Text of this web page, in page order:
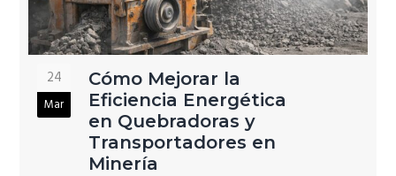
24
Mar
Cómo Mejorar la
Eficiencia Energética
en Quebradoras y
Transportadores en
Minería